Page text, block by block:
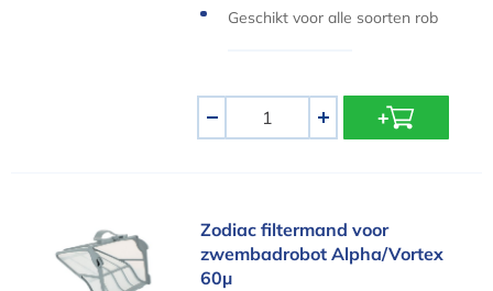
Geschikt voor alle soorten rob
+
Zodiac filtermand voor zwembadrobot Alpha/
Zodiac filtermand voor
zwembadrobot Alpha/Vortex
60µ